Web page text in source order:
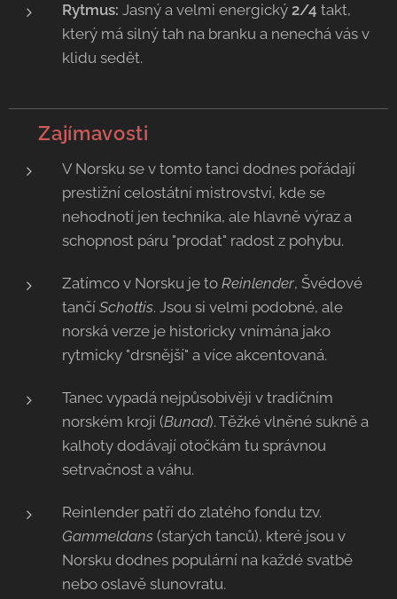
Rytmus: Jasný a velmi energický 2/4 takt,
který má silný tah na branku a nenechá vás v
klidu sedět.
💡 Zajímavosti
V Norsku se v tomto tanci dodnes pořádají
prestižní celostátní mistrovství, kde se
nehodnotí jen technika, ale hlavně výraz a
schopnost páru "prodat" radost z pohybu.
Zatímco v Norsku je to Reinlender, Švédové
tančí Schottis. Jsou si velmi podobné, ale
norská verze je historicky vnímána jako
rytmicky "drsnější" a více akcentovaná.
Tanec vypadá nejpůsobivěji v tradičním
norském kroji (Bunad). Těžké vlněné sukně a
kalhoty dodávají otočkám tu správnou
setrvačnost a váhu.
Reinlender patří do zlatého fondu tzv.
Gammeldans (starých tanců), které jsou v
Norsku dodnes populární na každé svatbě
nebo oslavě slunovratu.